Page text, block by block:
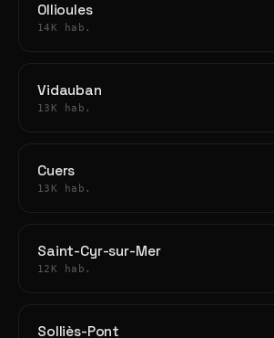
Ollioules
14K hab.
Vidauban
13K hab.
Cuers
13K hab.
Saint-Cyr-sur-Mer
12K hab.
Solliès-Pont